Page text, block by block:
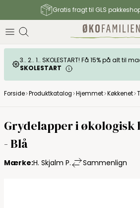
Gratis fragt til GLS
3.. 2.. 1.. SKOLESTART! Få 15% på alt til
SKOLESTART
Forside Produktkatalog Hjemmet Køkkenet
H Skjalm P
Grydelapper i økologisk
- Blå
Mærke:H. Skjalm P. Sammenlign